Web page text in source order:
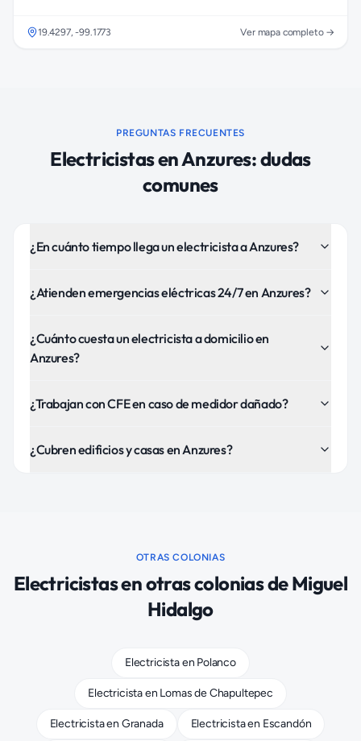
19.4297,-99.1773 Ver mapa completo →
PREGUNTAS FRECUENTES
ElectricistasenAnzures: dudas
comunes
¿En cuánto tiempo llega un electricista a Anzures?
¿Atienden emergencias eléctricas 24/7 en Anzures?
¿Cuánto cuesta un electricista a domicilio en
Anzures?
¿Trabajan con CFE en caso de medidor dañado?
¿Cubren edificios y casas en Anzures?
OTRAS COLONIAS
Electricistasen otras colonias deMiguel
Hidalgo
Electricistaen Polanco
Electricistaen Lomas de Chapultepec
Electricistaen Granada Electricistaen Escandón